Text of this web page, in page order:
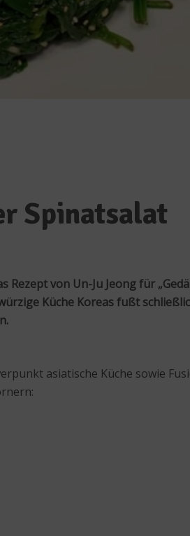
Spinatsalat
von Un-Ju Jeong für
Küche Koreas fußt
asiatische Küche sowie